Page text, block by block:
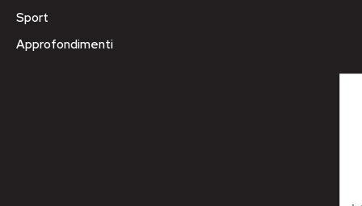
Sport
Approfondimenti